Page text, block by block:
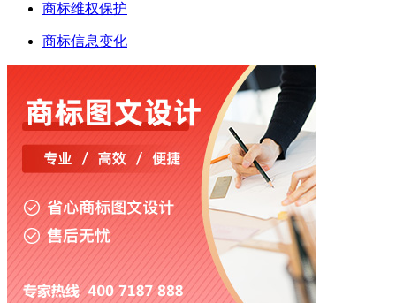
商标维权保护
商标信息变化